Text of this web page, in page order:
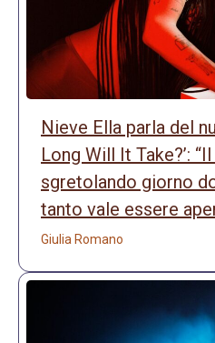
Nieve Ella parla del
Long Will It Take?’:
sgretolando giorno
tanto vale essere
Giulia Romano